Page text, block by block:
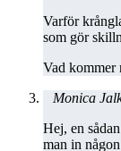
Varför
som gör
Vad kommer
Monica
Hej, en
man in